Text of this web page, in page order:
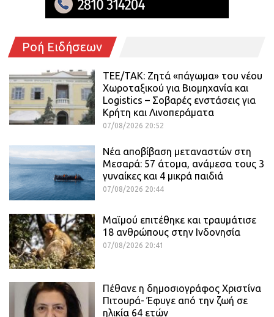
Ροή Ειδήσεων
ΤΕΕ/ΤΑΚ: Ζητά «πάγωμα» του νέου
Χωροταξικού για Βιομηχανία και
Logistics – Σοβαρές ενστάσεις για
Κρήτη και Λινοπεράματα
07/08/2026 20:52
Νέα αποβίβαση μεταναστών στη
Μεσαρά: 57 άτομα, ανάμεσα τους 3
γυναίκες και 4 μικρά παιδιά
07/08/2026 20:44
Μαϊμού επιτέθηκε και τραυμάτισε
18 ανθρώπους στην Ινδονησία
07/08/2026 20:41
Πέθανε η δημοσιογράφος Χριστίνα
Πιτουρά- Έφυγε από την ζωή σε
ηλικία 64 ετών